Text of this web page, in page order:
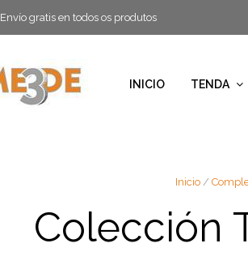
Envío gratis en todos os produtos
INICIO TENDA
Inicio/
Colección